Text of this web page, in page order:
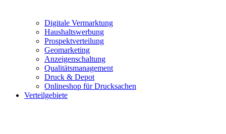
Digitale Vermarktung
Haushaltswerbung
Prospektverteilung
Geomarketing
Anzeigenschaltung
Qualitätsmanagement
Druck & Depot
Onlineshop für Drucksachen
Verteilgebiete